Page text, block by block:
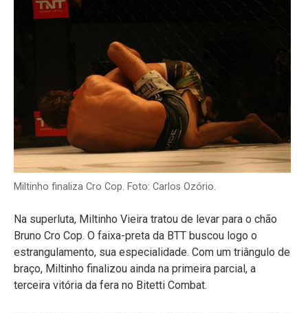
Miltinho finaliza Cro Cop. Foto: Carlos Ozório.
Na superluta, Miltinho Vieira tratou de levar para o chão
Bruno Cro Cop. O faixa-preta da BTT buscou logo o
estrangulamento, sua especialidade. Com um triângulo de
braço, Miltinho finalizou ainda na primeira parcial, a
terceira vitória da fera no Bitetti Combat.